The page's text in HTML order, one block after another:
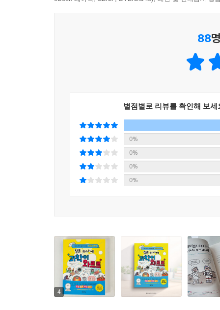
챕터마다 반복됩니다. 읽는 것을 넘어 생각하고
것처럼요. 이 과정이 쌓이는 동안, 아이는 일상 속
88
별점별로 리뷰를 확인해 보세
0%
0%
0%
0%
4